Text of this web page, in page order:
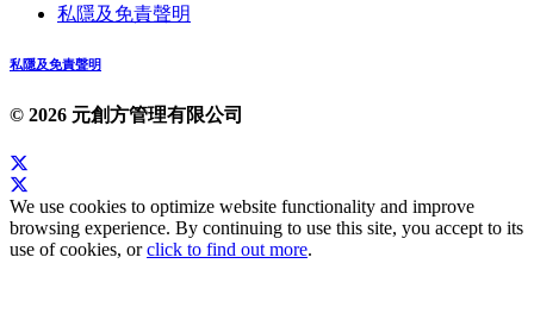
私隱及免責聲明
私隱及免責聲明
© 2026 元創方管理有限公司
We use cookies to optimize website functionality and improve
browsing experience. By continuing to use this site, you accept to its
use of cookies, orclick to find out more.